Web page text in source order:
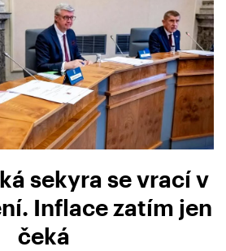
sekyra se vrací v
Inflace zatím jen
čeká